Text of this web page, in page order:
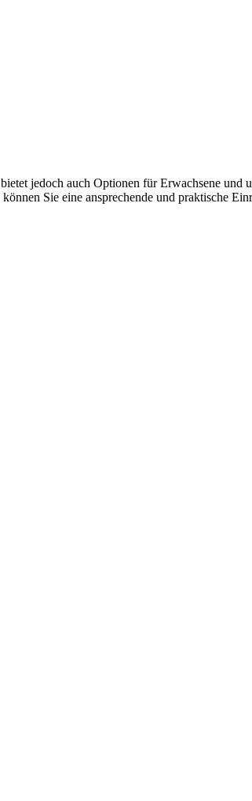
jedoch auch Optionen für Erwachsene
Sie eine ansprechende und praktische